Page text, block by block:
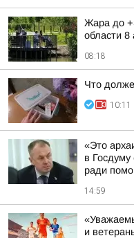
Жара до
области 8
08:18
Что
10:11
«Это
в Госдуму
ради
14:59
и